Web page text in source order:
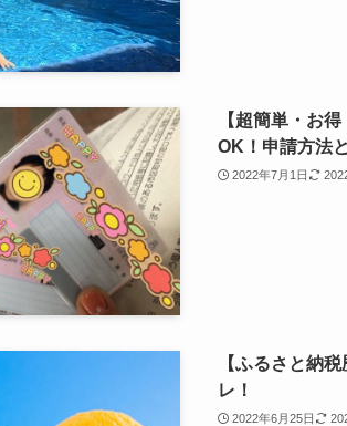
【超簡単・お
OK！申請方法
2022年7月1日
【ふるさと納
レ！
2022年6月25日